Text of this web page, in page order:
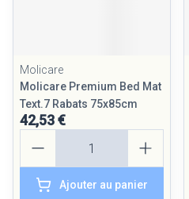
Molicare
Molicare Premium Bed Mat
Text.7 Rabats 75x85cm
42,53 €
Ajouter au panier